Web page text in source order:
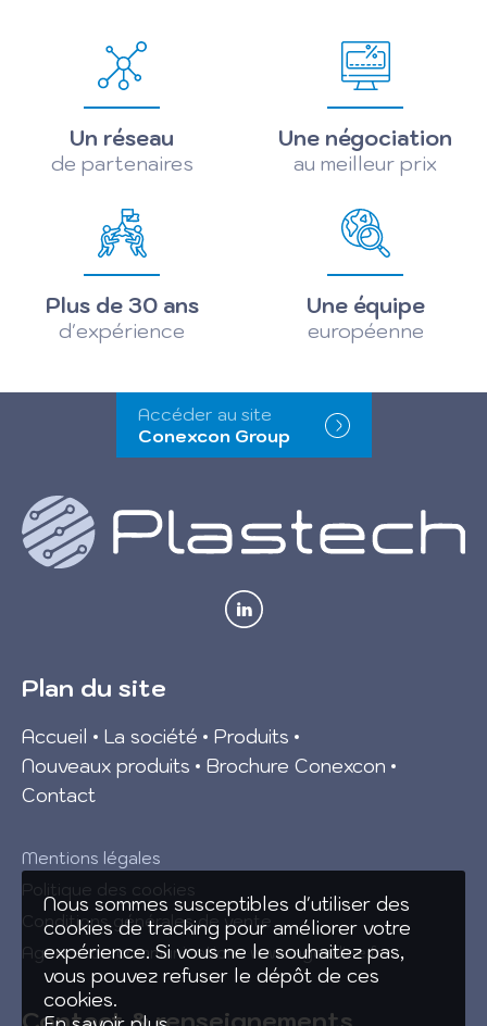
Nous sommes susceptibles d'utiliser des
cookies de tracking pour améliorer votre
expérience. Si vous ne le souhaitez pas,
vous pouvez refuser le dépôt de ces
cookies.
Un réseau
de partenaires
Une négociation
au meilleur prix
Plus de 30 ans
d'expérience
Une équipe
européenne
Accéder au site
Conexcon Group
Plan du site
Accueil La société
Produits
Nouveaux produits
Brochure Conexcon
Contact
Mentions légales
Politique des cookies
Conditions générales de vente
Agence de communication : www.agoraline.fr